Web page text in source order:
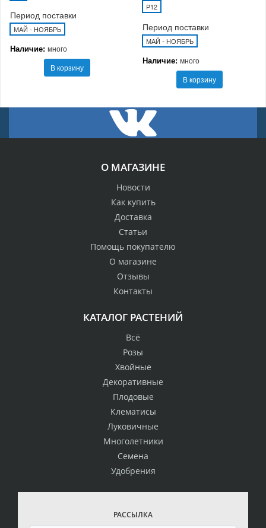
Период поставки
МАЙ - НОЯБРЬ
Наличие: много
В корзину
P12
Период поставки
МАЙ - НОЯБРЬ
Наличие: много
В корзину
О МАГАЗИНЕ
Новости
Как купить
Доставка
Статьи
Помощь покупателю
О магазине
Отзывы
Контакты
КАТАЛОГ РАСТЕНИЙ
Всё
Розы
Хвойные
Декоративные
Плодовые
Клематисы
Луковичные
Многолетники
Семена
Удобрения
РАССЫЛКА